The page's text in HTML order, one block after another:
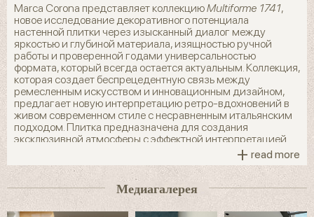
Marca Corona представляет коллекциюMultiforme 1741,
новое исследование декоративного потенциала
настенной плитки через изысканный диалог между
яркостью и глубиной материала, изящностью ручной
работы и проверенной годами универсальностью
формата, который всегда остается актуальным. Коллекция,
которая создает беспрецедентную связь между
ремесленным искусством и инновационным дизайном,
предлагает новую интерпретацию ретро-вдохновений в
живом современном стиле с несравненным итальянским
подходом. Плитка предназначена для создания
эксклюзивной атмосферы с эффектной интерпретацией
Восемь уютных цветов сверкают благодаря
суперглянцевому материалу, который придает
поверхности реалистичную текстуру и яркий блеск.
Дизайн стал еще более насыщенным и глубоким за счет
+ read more
Медиагалерея